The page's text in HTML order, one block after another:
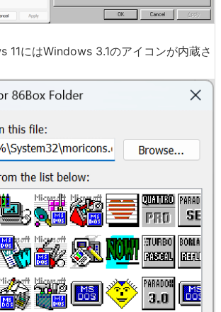
11にはWindows 3.1のアイコンが内蔵さ